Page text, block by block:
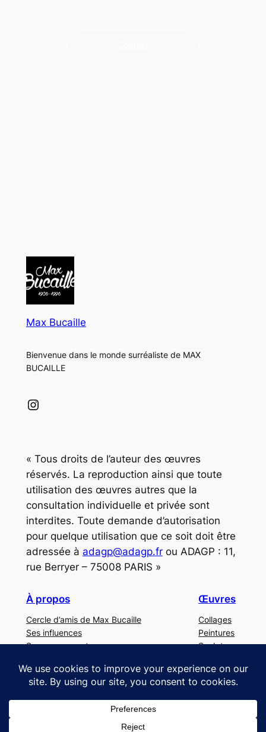
Max Bucaille
Bienvenue dans le monde surréaliste de MAX
BUCAILLE
Instagram
« Tous droits de l’auteur des œuvres
réservés. La reproduction ainsi que toute
utilisation des œuvres autres que la
consultation individuelle et privée sont
interdites. Toute demande d’autorisation
pour quelque utilisation que ce soit doit être
adressée à adagp@adagp.frou ADAGP : 11,
rue Berryer – 75008 PARIS »
À propos
Cercle d’amis de Max Bucaille
Ses influences
Ses mouvements
Œuvres
Collages
Peintures
Sculptures
Buc dans le monde
Nous contacter
Mentions légales
MaxBucaille